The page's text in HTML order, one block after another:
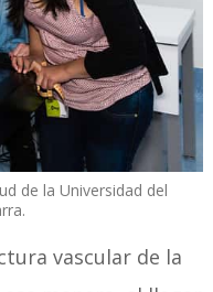
de la Universidad del
vascular de la